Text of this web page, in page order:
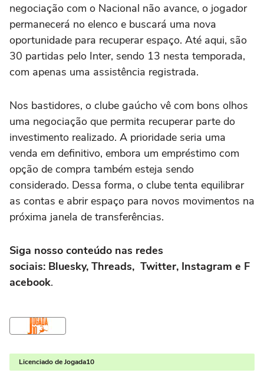
negociação com o Nacional não avance, o jogador
permanecerá no elenco e buscará uma nova
oportunidade para recuperar espaço. Até aqui, são
30 partidas pelo Inter, sendo 13 nesta temporada,
com apenas uma assistência registrada.
Nos bastidores, o clube gaúcho vê com bons olhos
uma negociação que permita recuperar parte do
investimento realizado. A prioridade seria uma
venda em definitivo, embora um empréstimo com
opção de compra também esteja sendo
considerado. Dessa forma, o clube tenta equilibrar
as contas e abrir espaço para novos movimentos na
próxima janela de transferências.
Siga nosso conteúdo nas redes
sociais: Bluesky, Threads, Twitter, Instagram e F
acebook.
Licenciado de Jogada10